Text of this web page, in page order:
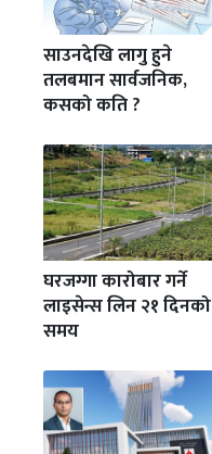
साउनदेखि लागु हुने
तलबमान सार्वजनिक,
कसको कति ?
घरजग्गा कारोबार गर्ने
लाइसेन्स लिन २१ दिनको
समय